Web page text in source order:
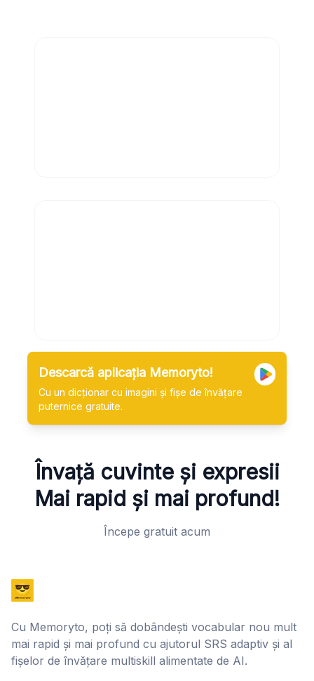
Descarcă aplicația Memoryto!
Cu un dicționar cu imagini și fișe de învățare
puternice gratuite.
Învață cuvinte și expresii
Mai rapid și mai profund!
Începe gratuit acum
Cu Memoryto, poți să dobândești vocabular nou mult
mai rapid și mai profund cu ajutorul SRS adaptiv și al
fișelor de învățare multiskill alimentate de AI.